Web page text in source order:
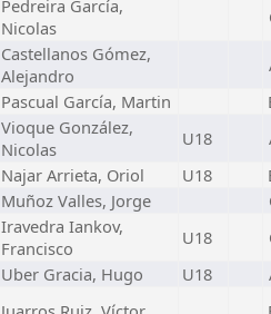
Pedreira García,
Nicolas
Castellanos Gómez,
Alejandro
Pascual García, Martin
Vioque González,
Nicolas
U18
Najar Arrieta, Oriol U18
Muñoz Valles, Jorge
Iravedra Iankov,
Francisco
U18
Uber Gracia, Hugo U18